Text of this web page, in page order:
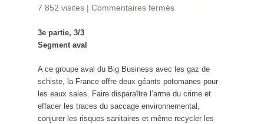
7 852 visites | Commentaires fermés
3e partie, 3/3
Segment aval
A ce groupe aval du Big Business avec les gaz de
schiste, la France offre deux géants potomanes pour
les eaux sales. Faire disparaître l’arme du crime et
effacer les traces du saccage environnemental,
conjurer les risques sanitaires et même recycler les